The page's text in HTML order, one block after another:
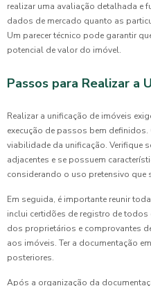
realizar uma avaliação detalhada e
dados de mercado quanto as
Um parecer técnico pode garantir
potencial de valor do imóvel.
Passos para Realizar a
Realizar a unificação de imóveis
execução de passos bem
viabilidade da unificação. Verifique
adjacentes e se possuem
considerando o uso pretensivo que
Em seguida, é importante reunir
inclui certidões de registro de
dos proprietários e comprovantes
aos imóveis. Ter a documentação
posteriores.
Após a organização da